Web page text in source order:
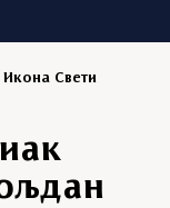
Икона Свети